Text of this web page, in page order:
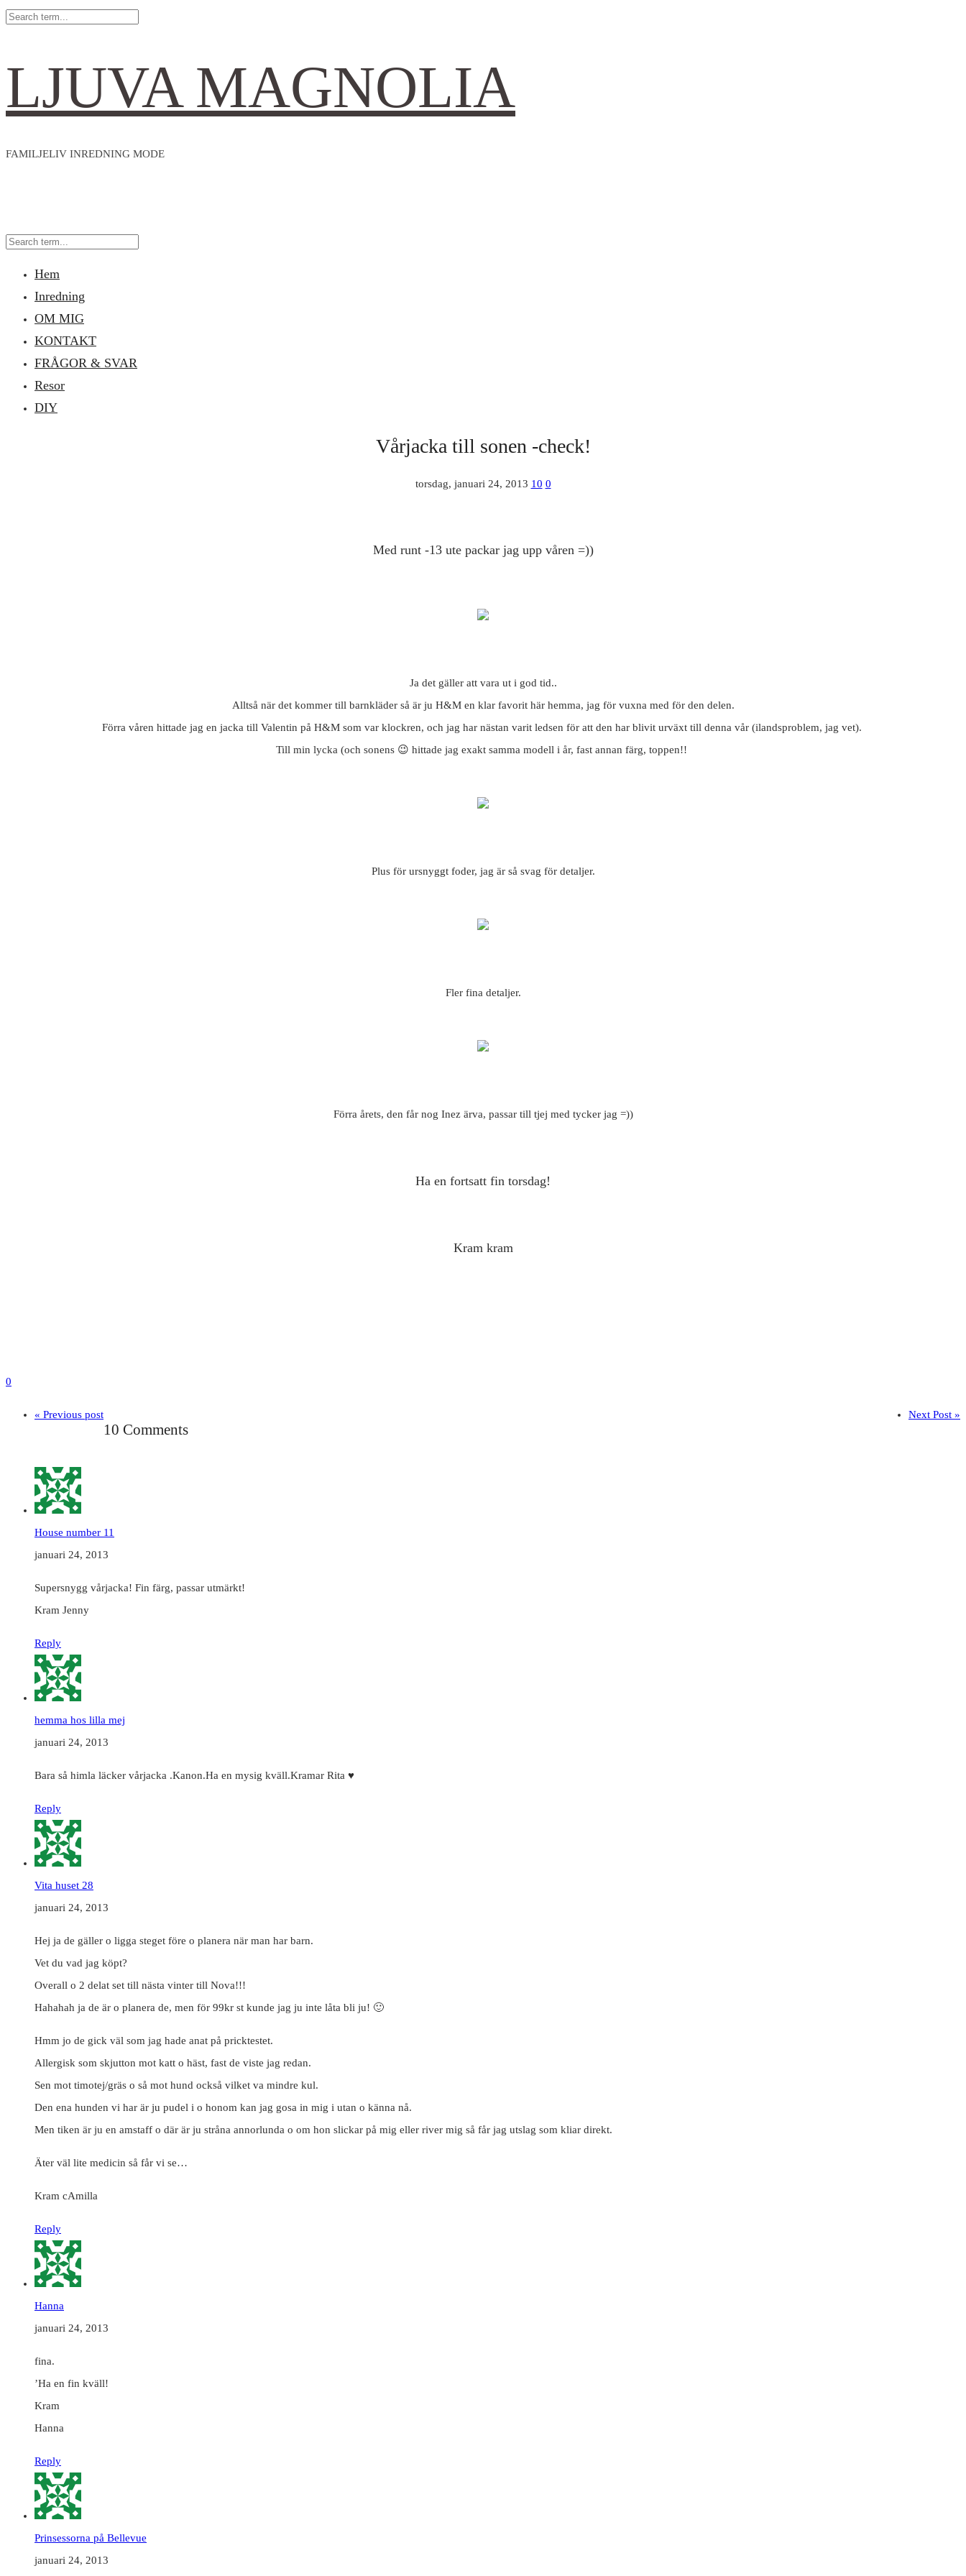
LJUVA MAGNOLIA
FAMILJELIV INREDNING MODE
Hem
Inredning
OM MIG
KONTAKT
FRÅGOR & SVAR
Resor
DIY
Vårjacka till sonen -check!
torsdag, januari 24, 2013 10 0
Med runt -13 ute packar jag upp våren =))
Ja det gäller att vara ut i god tid..
Alltså när det kommer till barnkläder så är ju H&M en klar favorit här hemma, jag för vuxna med för den delen.
Förra våren hittade jag en jacka till Valentin på H&M som var klockren, och jag har nästan varit ledsen för att den har blivit urväxt till denna vår (ilandsproblem, jag vet).
Till min lycka (och sonens 😉 hittade jag exakt samma modell i år, fast annan färg, toppen!!
Plus för ursnyggt foder, jag är så svag för detaljer.
Fler fina detaljer.
Förra årets, den får nog Inez ärva, passar till tjej med tycker jag =))
Ha en fortsatt fin torsdag!
Kram kram
0
« Previous post Next Post »
10 Comments
House number 11
januari 24, 2013
Supersnygg vårjacka! Fin färg, passar utmärkt!
Kram Jenny
Reply
hemma hos lilla mej
januari 24, 2013
Bara så himla läcker vårjacka .Kanon.Ha en mysig kväll.Kramar Rita ♥
Reply
Vita huset 28
januari 24, 2013
Hej ja de gäller o ligga steget före o planera när man har barn.
Vet du vad jag köpt?
Overall o 2 delat set till nästa vinter till Nova!!!
Hahahah ja de är o planera de, men för 99kr st kunde jag ju inte låta bli ju! 🙂
Hmm jo de gick väl som jag hade anat på pricktestet.
Allergisk som skjutton mot katt o häst, fast de viste jag redan.
Sen mot timotej/gräs o så mot hund också vilket va mindre kul.
Den ena hunden vi har är ju pudel i o honom kan jag gosa in mig i utan o känna nå.
Men tiken är ju en amstaff o där är ju stråna annorlunda o om hon slickar på mig eller river mig så får jag utslag som kliar direkt.
Äter väl lite medicin så får vi se…
Kram cAmilla
Reply
Hanna
januari 24, 2013
fina.
’Ha en fin kväll!
Kram
Hanna
Reply
Prinsessorna på Bellevue
januari 24, 2013